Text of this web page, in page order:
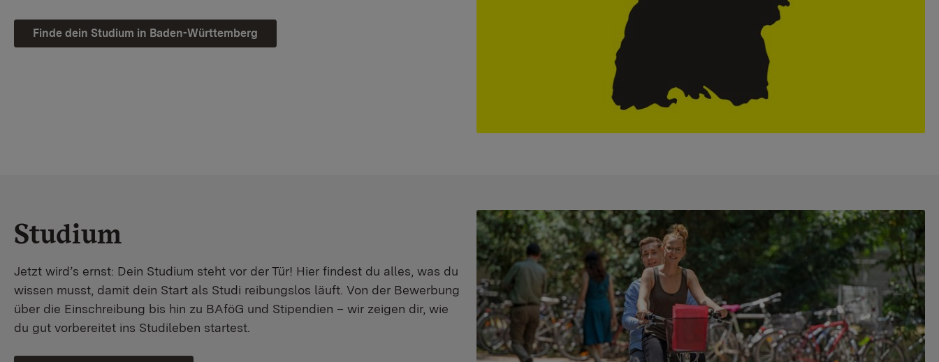
Finde dein Studium in Baden-Württemberg
Studium
Jetzt wird’s ernst: Dein Studium steht vor der Tür! Hier findest du alles, was du
wissen musst, damit dein Start als Studi reibungslos läuft. Von der Bewerbung
über die Einschreibung bis hin zu BAföG und Stipendien – wir zeigen dir, wie
du gut vorbereitet ins Studileben startest.